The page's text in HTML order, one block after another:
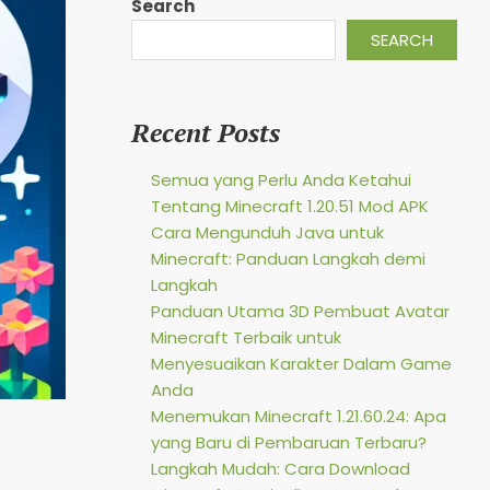
Search
SEARCH
Recent Posts
Semua yang Perlu Anda Ketahui
Tentang Minecraft 1.20.51 Mod APK
Cara Mengunduh Java untuk
Minecraft: Panduan Langkah demi
Langkah
Panduan Utama 3D Pembuat Avatar
Minecraft Terbaik untuk
Menyesuaikan Karakter Dalam Game
Anda
Menemukan Minecraft 1.21.60.24: Apa
yang Baru di Pembaruan Terbaru?
Langkah Mudah: Cara Download